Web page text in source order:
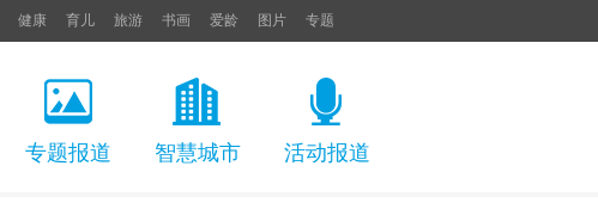
健康 育儿 旅游 书画 爱龄 图片 专题
专题报道 智慧城市 活动报道